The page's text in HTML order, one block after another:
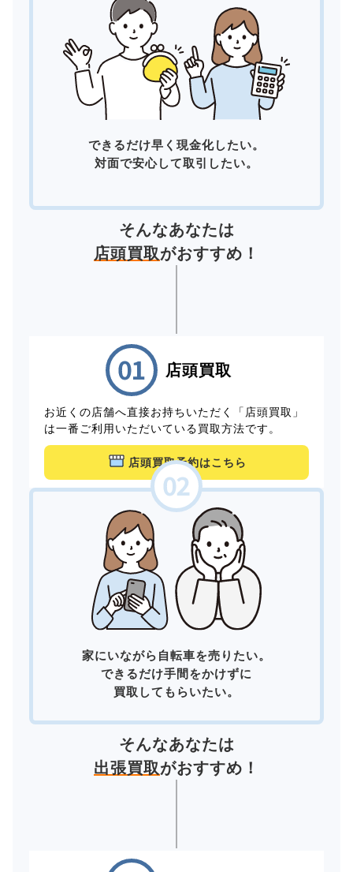
できるだけ早く現金化したい。
対面で安心して取引したい。
そんなあなたは
店頭買取がおすすめ！
店頭買取
お近くの店舗へ直接お持ちいただく「店頭買取」
は一番ご利用いただいている買取方法です。
店頭買取予約はこちら
家にいながら自転車を売りたい。
できるだけ手間をかけずに
買取してもらいたい。
そんなあなたは
出張買取がおすすめ！